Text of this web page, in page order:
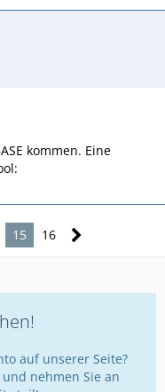
kommen. Eine
15 16
auf unserer Seite?
nehmen Sie an